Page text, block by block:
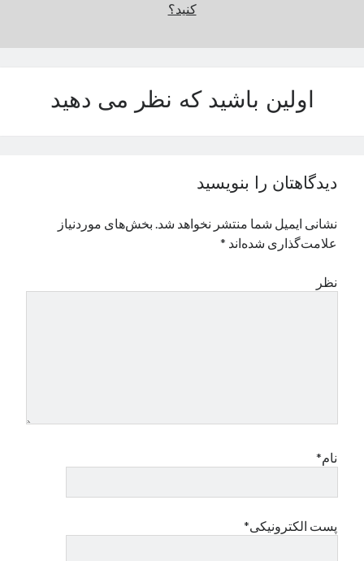
کنید؟
اولین باشید که نظر می دهید
دیدگاهتان را بنویسید
نشانی ایمیل شما منتشر نخواهد شد. بخش‌های موردنیاز
علامت‌گذاری شده‌اند *
نظر
نام*
پست الکترونیکی*